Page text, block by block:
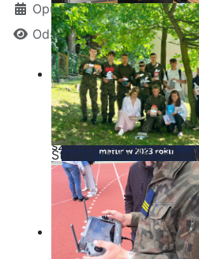
Ostatnia garść
Akademii CISCO w roku
szkolnym2025/2026
Staszic czyta na polanie
Opublikowano: 13 lipiec
Odsłon: 4842